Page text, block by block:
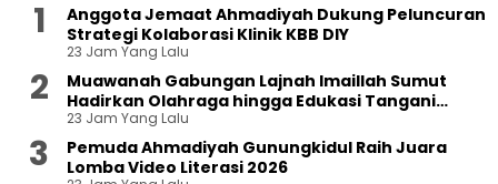
Anggota Jemaat Ahmadiyah Dukung Peluncuran
Strategi Kolaborasi Klinik KBB DIY
23 Jam Yang Lalu
Muawanah Gabungan Lajnah Imaillah Sumut
Hadirkan Olahraga hingga Edukasi Tangani
Sampah
23 Jam Yang Lalu
Pemuda Ahmadiyah Gunungkidul Raih Juara
Lomba Video Literasi 2026